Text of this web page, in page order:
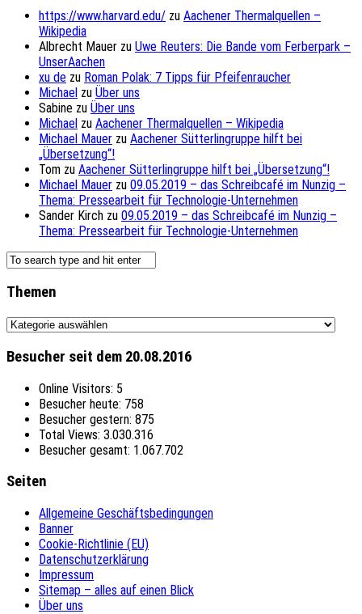
https://www.harvard.edu/ zu Aachener Thermalquellen –
Wikipedia
Albrecht Mauer zu Uwe Reuters: Die Bande vom Ferberpark –
UnserAachen
xu de zu Roman Polak: 7 Tipps für Pfeifenraucher
Michael zu Über uns
Sabine zu Über uns
Michael zu Aachener Thermalquellen – Wikipedia
Michael Mauer zu Aachener Sütterlingruppe hilft bei
„Übersetzung“!
Tom zu Aachener Sütterlingruppe hilft bei „Übersetzung“!
Michael Mauer zu 09.05.2019 – das Schreibcafé im Nunzig –
Thema: Pressearbeit für Technologie-Unternehmen
Sander Kirch zu 09.05.2019 – das Schreibcafé im Nunzig –
Thema: Pressearbeit für Technologie-Unternehmen
Themen
Themen
Besucher seit dem 20.08.2016
Online Visitors: 5
Besucher heute: 758
Besucher gestern: 875
Total Views: 3.030.316
Besucher gesamt: 1.067.702
Seiten
Allgemeine Geschäftsbedingungen
Banner
Cookie-Richtlinie (EU)
Datenschutzerklärung
Impressum
Sitemap – alles auf einen Blick
Über uns